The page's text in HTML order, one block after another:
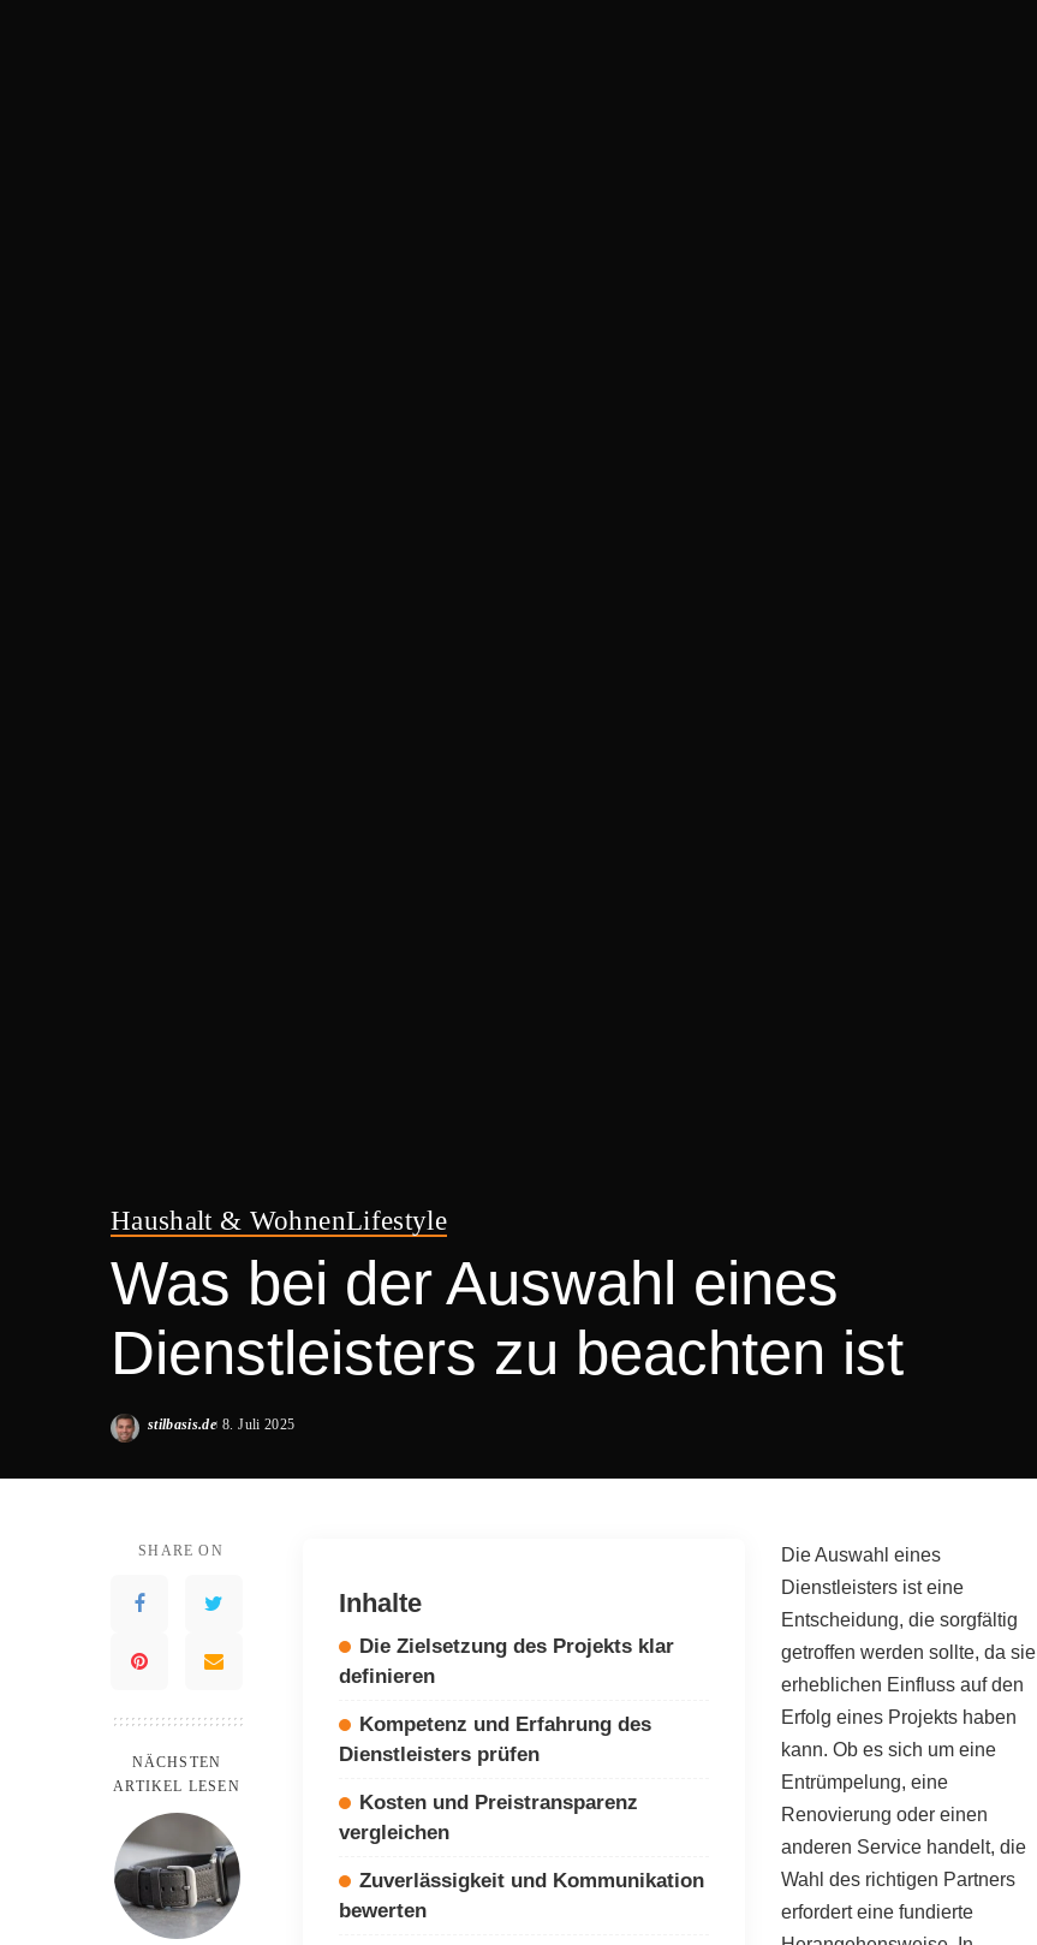
Haushalt & WohnenLifestyle
Was bei der Auswahl eines
Dienstleisters zu beachten ist
Posted
stilbasis.de 8. Juli 2025
SHARE ON
NÄCHSTEN
ARTIKEL LESEN
Inhalte
Die Zielsetzung des Projekts klar
definieren
Kompetenz und Erfahrung des
Dienstleisters prüfen
Kosten und Preistransparenz
vergleichen
Zuverlässigkeit und Kommunikation
bewerten
Die Auswahl eines
Dienstleisters ist eine
Entscheidung, die sorgfältig
getroffen werden sollte, da sie
erheblichen Einfluss auf den
Erfolg eines Projekts haben
kann. Ob es sich um eine
Entrümpelung, eine
Renovierung oder einen
anderen Service handelt, die
Wahl des richtigen Partners
erfordert eine fundierte